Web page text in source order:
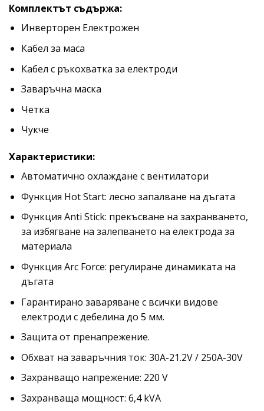
Комплектът съдържа:
Инверторен Електрожен
Кабел за маса
Кабел с ръкохватка за електроди
Заваръчна маска
Четка
Чукче
Характеристики:
Автоматично охлаждане с вентилатори
Функция Hot Start: лесно запалване на дъгата
Функция Anti Stick: прекъсване на захранването,
за избягване на залепването на електрода за
материала
Функция Arc Force: регулиране динамиката на
дъгата
Гарантирано заваряване с всички видове
електроди с дебелина до 5 мм.
Защита от пренапрежение.
Обхват на заваръчния ток: 30A-21.2V / 250A-30V
Захранващо напрежение: 220 V
Захранваща мощност: 6,4 kVA